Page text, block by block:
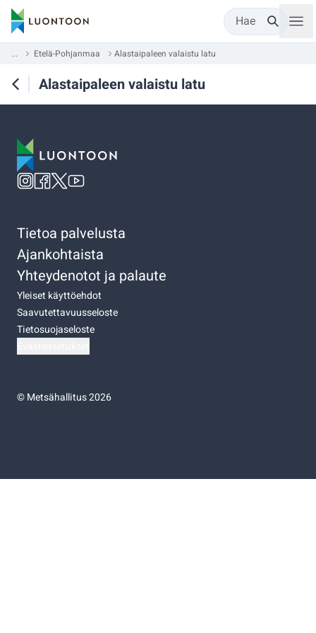
Hae
... Etelä-Pohjanmaa Alastaipaleen valaistu latu
Alastaipaleen valaistu latu
Tietoa palvelusta
Ajankohtaista
Yhteydenotot ja palaute
Yleiset käyttöehdot
Saavutettavuusseloste
Tietosuojaseloste
©Metsähallitus 2026